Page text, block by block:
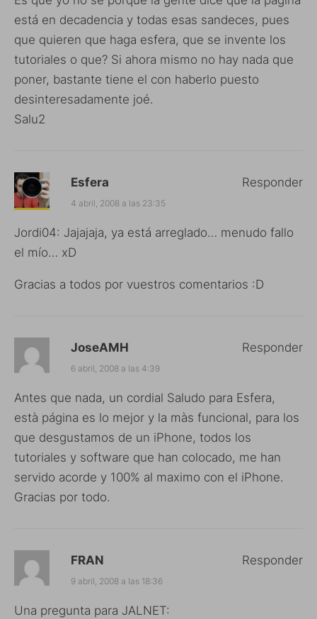
está en decadencia y todas esas sandeces, pues
que quieren que haga esfera, que se invente los
tutoriales o que? Si ahora mismo no hay nada que
poner, bastante tiene el con haberlo puesto
desinteresadamente joé.
Salu2
Esfera
4 abril, 2008 a las 23:35
Jordi04: Jajajaja, ya está arreglado… menudo fallo
el mío… xD
Gracias a todos por vuestros comentarios :D
Responder
JoseAMH
6 abril, 2008 a las 4:39
Antes que nada, un cordial Saludo para Esfera,
està página es lo mejor y la màs funcional, para los
que desgustamos de un iPhone, todos los
tutoriales y software que han colocado, me han
servido acorde y 100% al maximo con el iPhone.
Gracias por todo.
Responder
FRAN
9 abril, 2008 a las 18:36
Una pregunta para JALNET:
Responder